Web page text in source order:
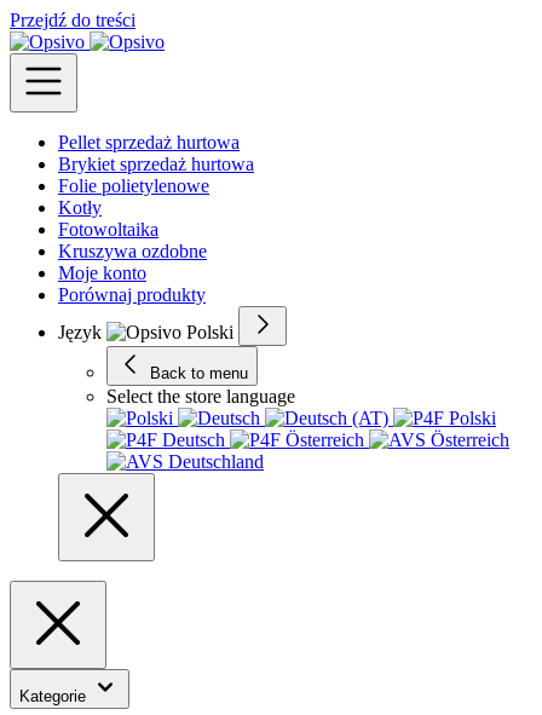
Przejdź do treści
Pellet sprzedaż hurtowa
Brykiet sprzedaż hurtowa
Folie polietylenowe
Kotły
Fotowoltaika
Kruszywa ozdobne
Moje konto
Porównaj produkty
Język
Back to menu
Select the store language
Kategorie